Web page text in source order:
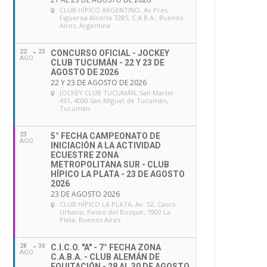
CLUB HÍPICO ARGENTINO, Av Pres.
Figueroa Alcorta 7285, C.A.B.A., Buenos
Aires, Argentina
22
AGO
23
CONCURSO OFICIAL - JOCKEY
CLUB TUCUMÁN - 22 Y 23 DE
AGOSTO DE 2026
22 Y 23 DE AGOSTO DE 2026
JOCKEY CLUB TUCUMÁN, San Martín
451, 4000 San Miguel de Tucumán,
Tucumán
23
AGO
5° FECHA CAMPEONATO DE
INICIACIÓN A LA ACTIVIDAD
ECUESTRE ZONA
METROPOLITANA SUR - CLUB
HÍPICO LA PLATA - 23 DE AGOSTO
2026
23 DE AGOSTO 2026
CLUB HÍPICO LA PLATA, Av. 52, Casco
Urbano, Paseo del Bosque, 1900 La
Plata, Buenos Aires
28
AGO
30
C.I.C.O. "A" - 7° FECHA ZONA
C.A.B.A. - CLUB ALEMÁN DE